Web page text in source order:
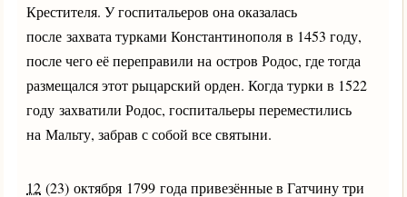
Крестителя. У госпитальеров она оказалась
после захвата турками Константинополя в 1453 году,
после чего её переправили на остров Родос, где тогда
размещался этот рыцарский орден. Когда турки в 1522
году захватили Родос, госпитальеры переместились
на Мальту, забрав с собой все святыни.
12 (23) октября 1799 года привезённые в Гатчину три